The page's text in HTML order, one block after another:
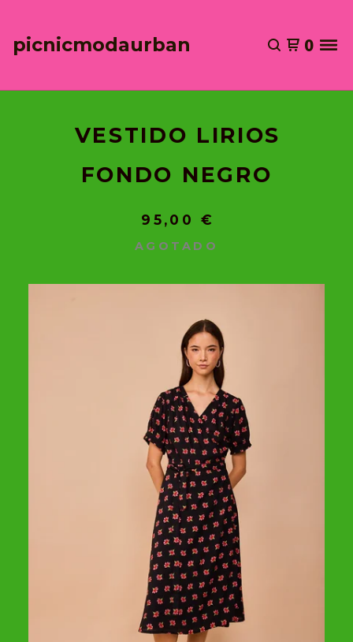
picnicmodaurban 0
VESTIDO LIRIOS
FONDO NEGRO
95,00 €
AGOTADO